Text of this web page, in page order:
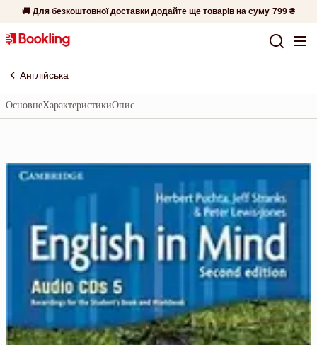
🚚 Для безкоштовної доставки додайте ще товарів на суму 799 ₴
Англійська
ОсновнеХарактеристикиОпис